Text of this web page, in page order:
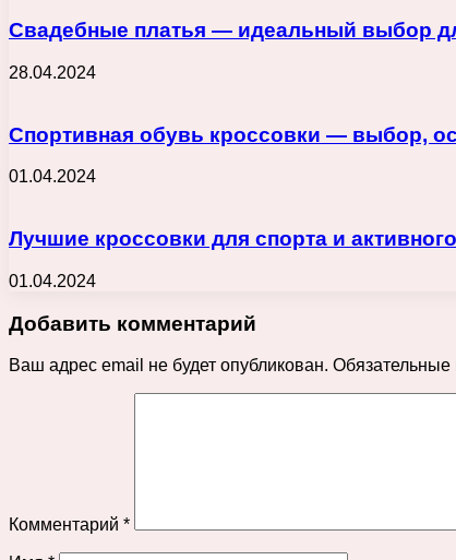
Свадебные платья — идеальный выбор
28.04.2024
Спортивная обувь кроссовки — выбор,
01.04.2024
Лучшие кроссовки для спорта и
01.04.2024
Добавить комментарий
Ваш адрес email не будет опубликован.
Комментарий *